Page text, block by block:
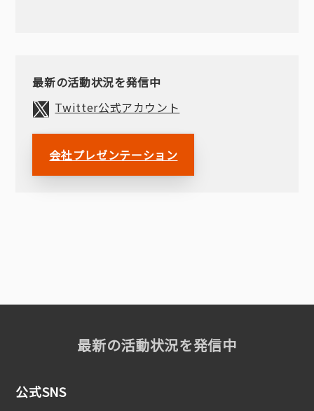
最新の活動状況を発信中
Twitter公式アカウント
会社プレゼンテーション
最新の活動状況を発信中
公式SNS